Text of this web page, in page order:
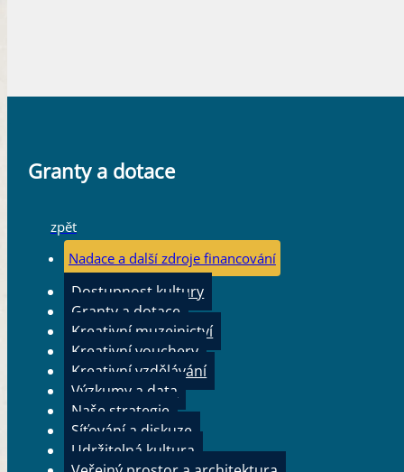
Granty a dotace
zpět
Nadace a další zdroje financování
Dostupnost kultury
Granty a dotace
Kreativní muzejnictví
Kreativní vouchery
Kreativní vzdělávání
Výzkumy a data
Naše strategie
Síťování a diskuze
Udržitelná kultura